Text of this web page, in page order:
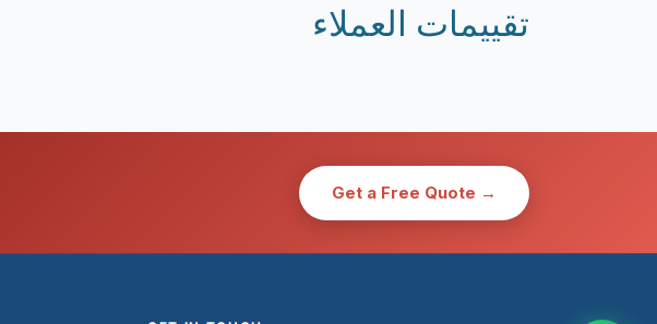
تقييمات العملاء
Get a Free Quote →